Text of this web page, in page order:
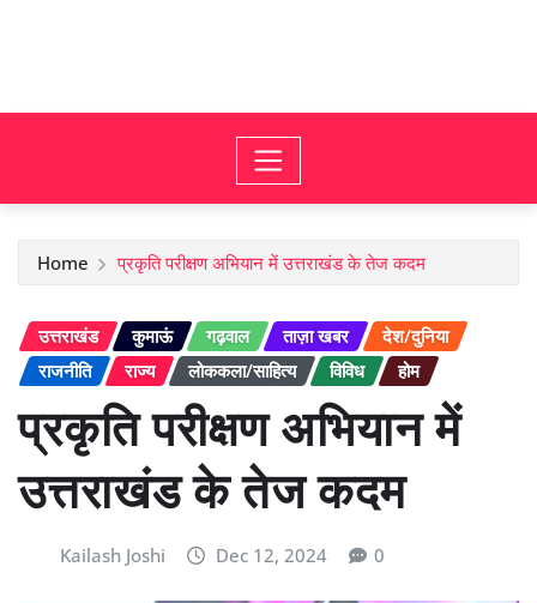
Home प्रकृति परीक्षण अभियान में उत्तराखंड के तेज कदम
उत्तराखंड कुमाऊं गढ़वाल ताज़ा खबर
देश/दुनिया
राजनीति
राज्य लोककला/साहित्य विविध होम
प्रकृति परीक्षण अभियान में
उत्तराखंड के तेज कदम
Kailash Joshi Dec 12, 2024 0